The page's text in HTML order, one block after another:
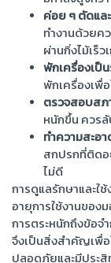
ค่อย ๆ ตัดแล
ทำงานด้วยค
ผ่านกิ่งไม้เร็ว
พักเครื่องเป็น
พักเครื่องเพื่
ตรวจสอบสภ
หนักขึ้น ควร
ทำความสะอ
สกปรกที่ติดอ
ไม่ดี
การดูแลรักษาและใ
อายุการใช้งานของ
การตระหนักถึงข้อจ
จึงเป็นสิ่งสำคัญเพื่
ปลอดภัยและมีประ